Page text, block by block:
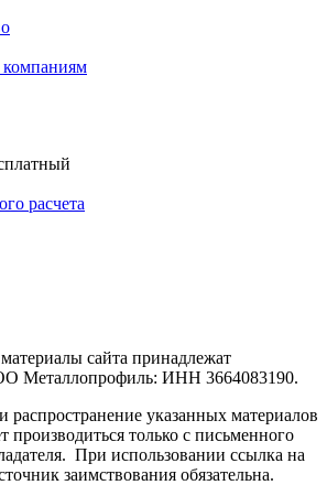
расчета
сайта принадлежат
Металлопрофиль: ИНН 3664083190.
распространение указанных материалов
только с письменного
При использовании ссылка на
заимствования обязательна.